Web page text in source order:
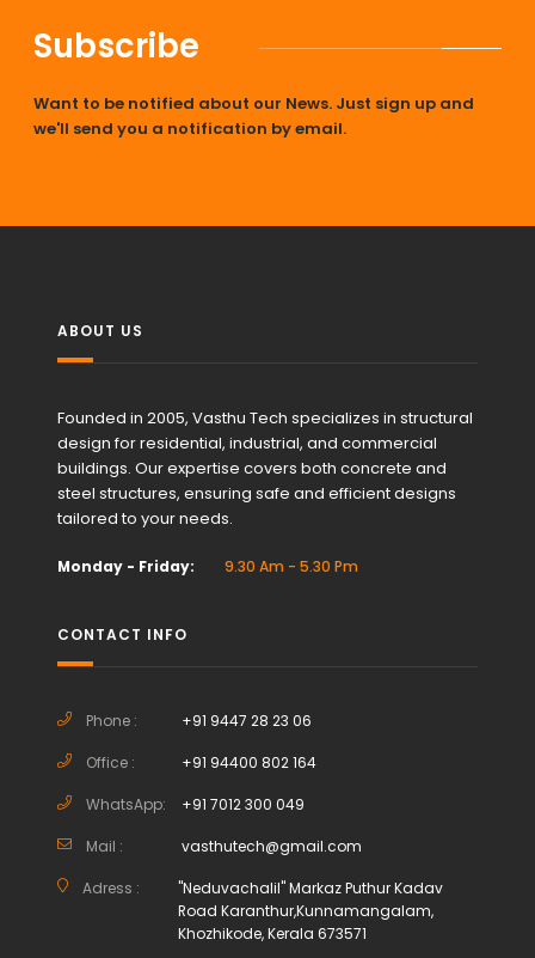
Subscribe
Want to be notified about our News. Just sign up and
we'll send you a notification by email.
ABOUT US
Founded in 2005, Vasthu Tech specializes in structural
design for residential, industrial, and commercial
buildings. Our expertise covers both concrete and
steel structures, ensuring safe and efficient designs
tailored to your needs.
Monday - Friday: 9.30 Am - 5.30 Pm
CONTACT INFO
Phone : +91 9447 28 23 06
Office : +91 94400 802 164
WhatsApp: +91 7012 300 049
Mail : vasthutech@gmail.com
Adress :
"Neduvachalil" Markaz Puthur Kadav
Road Karanthur,Kunnamangalam,
Khozhikode, Kerala 673571